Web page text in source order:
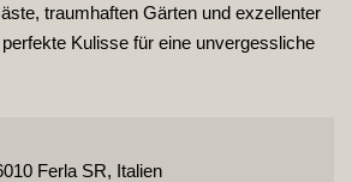
traumhaften Gärten und exzellenter
Kulisse für eine unvergessliche
Ferla SR, Italien